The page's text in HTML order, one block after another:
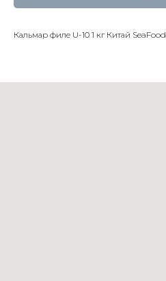
Кальмар филе U-10 1 кг Китай SeaFood